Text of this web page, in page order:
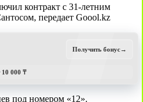
контракт с 31-летним
передает Goool.kz
000 ₸
Получить бонус→
под номером «12».